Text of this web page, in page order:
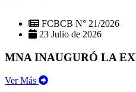
FCBCB N° 21/2026
23 Julio de 2026
MNA INAUGURÓ LA
Ver Más